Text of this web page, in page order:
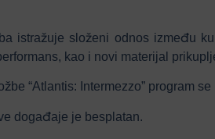
istražuje složeni odnos između
kao i novi materijal
“Atlantis: Intermezzo” program
događaje je besplatan.